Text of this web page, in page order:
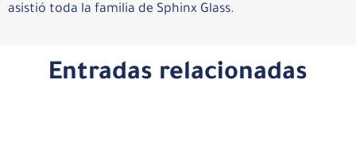
asistió toda la familia de Sphinx Glass.
Entradas relacionadas